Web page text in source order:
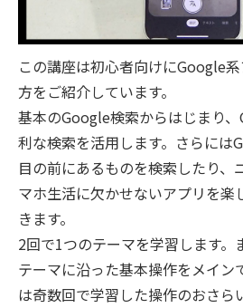
この講座は初心者向けにGoogle
方をご紹介しています。
基本のGoogle検索からはじまり
利な検索を活用します。さらには
目の前にあるものを検索したり、
マホ生活に欠かせないアプリを楽
きます。
2回で1つのテーマを学習します。
テーマに沿った基本操作をメイン
は奇数回で学習した操作のおさら